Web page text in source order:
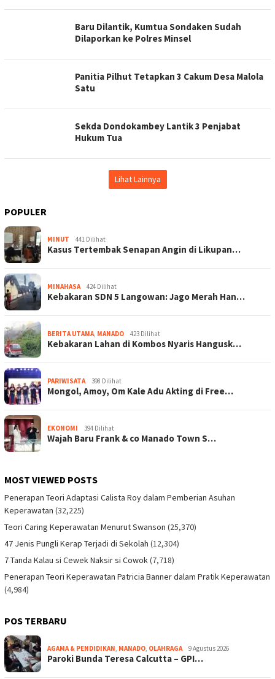
Baru Dilantik, Kumtua Sondaken Sudah
Dilaporkan ke Polres Minsel
Panitia Pilhut Tetapkan 3 Cakum Desa Malola
Satu
Sekda Dondokambey Lantik 3 Penjabat
Hukum Tua
Lihat Lainnya
POPULER
MINUT 441 Dilihat
Kasus Tertembak Senapan Angin di Likupan…
MINAHASA 424 Dilihat
Kebakaran SDN 5 Langowan: Jago Merah Han…
BERITA UTAMA MANADO 423 Dilihat
Kebakaran Lahan di Kombos Nyaris Hangusk…
PARIWISATA 398 Dilihat
Mongol, Amoy, Om Kale Adu Akting di Free…
EKONOMI 394 Dilihat
Wajah Baru Frank & co Manado Town S…
MOST VIEWED POSTS
Penerapan Teori Adaptasi Calista Roy dalam Pemberian Asuhan
Keperawatan (32,225)
Teori Caring Keperawatan Menurut Swanson (25,370)
47 Jenis Pungli Kerap Terjadi di Sekolah (12,304)
7 Tanda Kalau si Cewek Naksir si Cowok(7,718)
Penerapan Teori Keperawatan Patricia Banner dalam Pratik Keperawatan
(4,984)
POS TERBARU
AGAMA & PENDIDIKAN MANADO OLAHRAGA 9 Agustus 2026
Paroki Bunda Teresa Calcutta – GPI…